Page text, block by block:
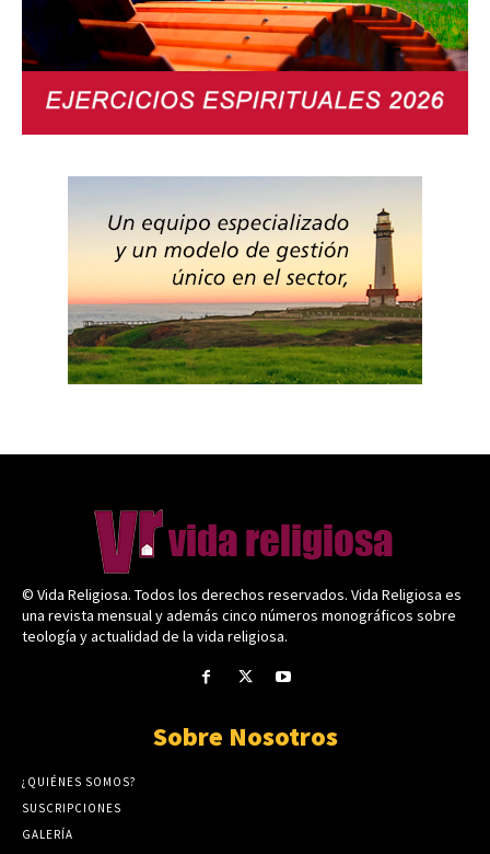
© Vida Religiosa. Todos los derechos reservados. Vida Religiosa es
una revista mensual y además cinco números monográficos sobre
teología y actualidad de la vida religiosa.
Sobre Nosotros
¿QUIÉNES SOMOS?
SUSCRIPCIONES
GALERÍA